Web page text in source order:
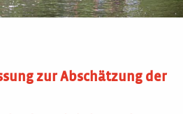
zur Abschätzung der